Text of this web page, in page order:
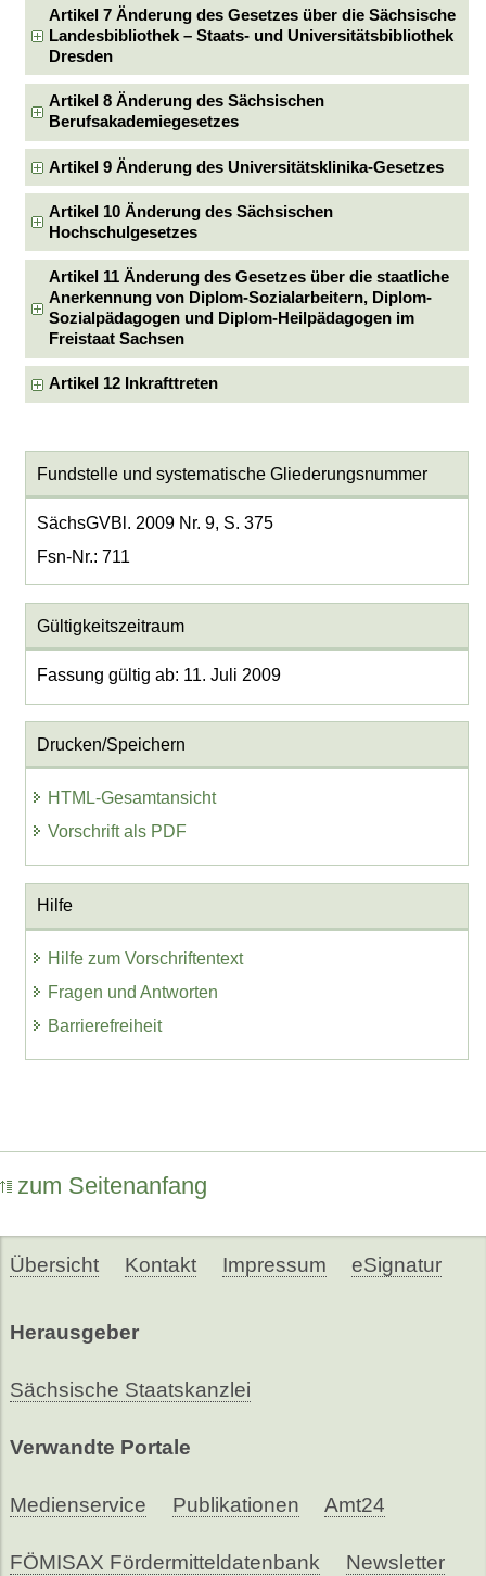
Artikel 7 Änderung des Gesetzes über die Sächsische
Landesbibliothek – Staats- und Universitätsbibliothek
Dresden
Artikel 8 Änderung des Sächsischen
Berufsakademiegesetzes
Artikel 9 Änderung des Universitätsklinika-Gesetzes
Artikel 10 Änderung des Sächsischen
Hochschulgesetzes
Artikel 11 Änderung des Gesetzes über die staatliche
Anerkennung von Diplom-Sozialarbeitern, Diplom-
Sozialpädagogen und Diplom-Heilpädagogen im
Freistaat Sachsen
Artikel 12 Inkrafttreten
Fundstelle und systematische Gliederungsnummer
SächsGVBl. 2009 Nr. 9, S. 375
Fsn-Nr.: 711
Gültigkeitszeitraum
Fassung gültig ab: 11. Juli 2009
Drucken/Speichern
HTML-Gesamtansicht
Vorschrift als PDF
Hilfe
Hilfe zum Vorschriftentext
Fragen und Antworten
Barrierefreiheit
zum Seitenanfang
Übersicht Kontakt Impressum eSignatur
Herausgeber
Sächsische Staatskanzlei
Verwandte Portale
Medienservice Publikationen Amt24
FÖMISAX Fördermitteldatenbank Newsletter